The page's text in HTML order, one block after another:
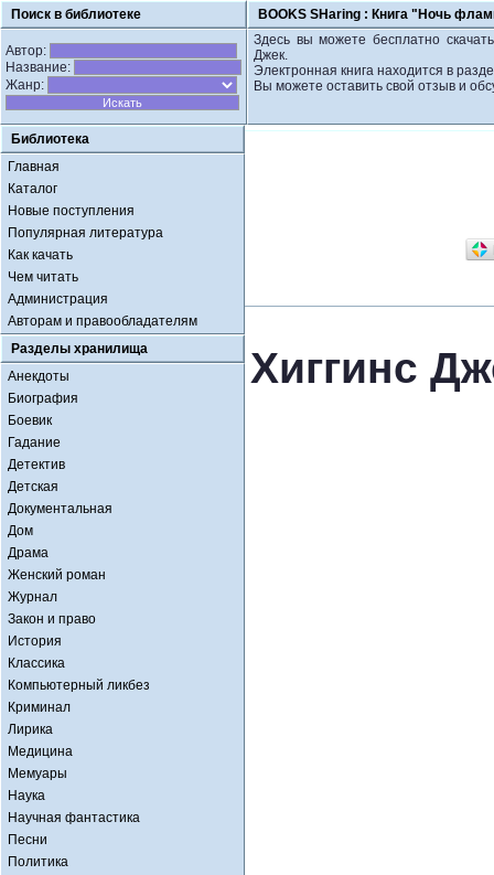
Поиск в библиотеке BOOKS SHaring : Книга "Ночь
Автор:
Название:
Жанр:
Здесь вы можете бесплатно
Джек.
Электронная книга находится в
Вы можете оставить свой отзыв и
Библиотека
Главная
Каталог
Новые поступления
Популярная литература
Как качать
Чем читать
Администрация
Авторам и правообладателям
Разделы хранилища
Анекдоты
Биография
Боевик
Гадание
Детектив
Детская
Документальная
Дом
Драма
Женский роман
Журнал
Закон и право
История
Классика
Компьютерный ликбез
Криминал
Лирика
Медицина
Мемуары
Наука
Научная фантастика
Песни
Политика
Хиггинс